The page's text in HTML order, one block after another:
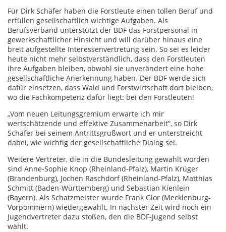
Für Dirk Schäfer haben die Forstleute einen tollen Beruf und
erfüllen gesellschaftlich wichtige Aufgaben. Als
Berufsverband unterstützt der BDF das Forstpersonal in
gewerkschaftlicher Hinsicht und will darüber hinaus eine
breit aufgestellte Interessenvertretung sein. So sei es leider
heute nicht mehr selbstverständlich, dass den Forstleuten
ihre Aufgaben bleiben, obwohl sie unverändert eine hohe
gesellschaftliche Anerkennung haben. Der BDF werde sich
dafür einsetzen, dass Wald und Forstwirtschaft dort bleiben,
wo die Fachkompetenz dafür liegt: bei den Forstleuten!
„Vom neuen Leitungsgremium erwarte ich mir
wertschätzende und effektive Zusammenarbeit“, so Dirk
Schäfer bei seinem Antrittsgrußwort und er unterstreicht
dabei, wie wichtig der gesellschaftliche Dialog sei.
Weitere Vertreter, die in die Bundesleitung gewählt worden
sind Anne-Sophie Knop (Rheinland-Pfalz), Martin Krüger
(Brandenburg), Jochen Raschdorf (Rheinland-Pfalz), Matthias
Schmitt (Baden-Württemberg) und Sebastian Kienlein
(Bayern). Als Schatzmeister wurde Frank Glor (Mecklenburg-
Vorpommern) wiedergewählt. In nächster Zeit wird noch ein
Jugendvertreter dazu stoßen, den die BDF-Jugend selbst
wählt.